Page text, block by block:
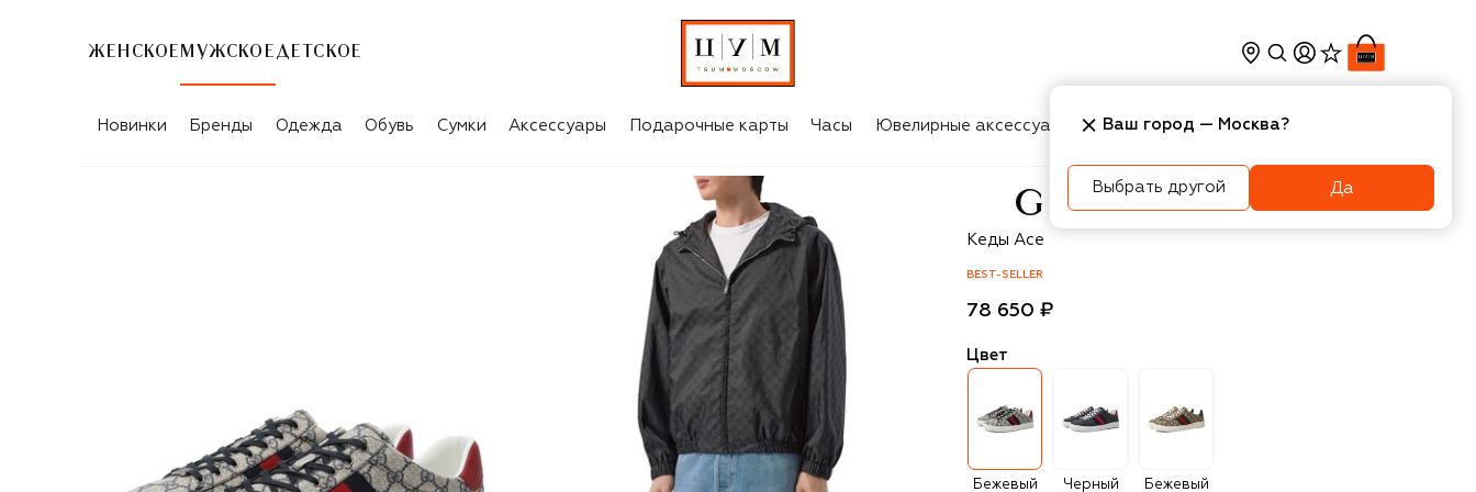
ЖЕНСКОЕ МУЖСКОЕ ДЕТСКОЕ
Новинки Бренды Одежда Обувь Сумки Аксессуары Подарочные карты Часы Ювелирные аксессуары Косметика Интерьер
Gucci
Кеды Ace
BEST-SELLER
78 650 ₽
Цвет
Бежевый Черный Бежевый
Ваш город — Москва?
Выбрать другой Да